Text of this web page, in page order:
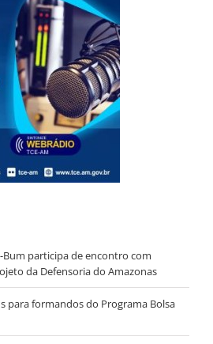
Bum participa de encontro com
da Defensoria do Amazonas
para formandos do Programa Bolsa